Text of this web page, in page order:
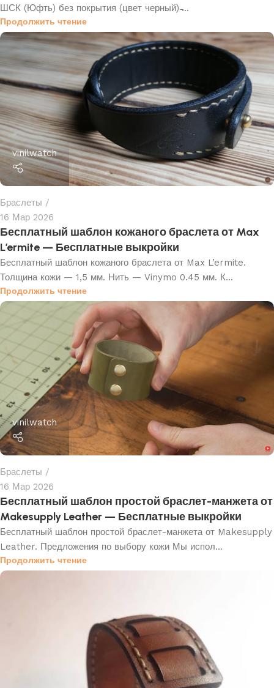
ШСК (Юфть) без покрытия (цвет черный) ̵...
Продолжить чтение
vinilwatch
Браслеты
16 Мар 2026
Бесплатный шаблон кожаного браслета от Max
L’ermite — Бесплатные выкройки
Бесплатный шаблон кожаного браслета от Max L’ermite.
Толщина кожи — 1,5 мм. Нить — Vinymo 0.45 мм. К...
Продолжить чтение
vinilwatch
Браслеты
16 Мар 2026
Бесплатный шаблон простой браслет-манжета от
Makesupply Leather — Бесплатные выкройки
Бесплатный шаблон простой браслет-манжета от Makesupply
Leather. Предложения по выбору кожи Мы испол...
Продолжить чтение